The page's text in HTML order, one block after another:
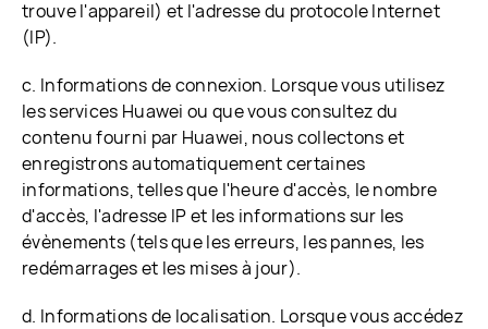
trouve l'appareil) et l'adresse du protocole Internet
(IP).
c. Informations de connexion. Lorsque vous utilisez
les services Huawei ou que vous consultez du
contenu fourni par Huawei, nous collectons et
enregistrons automatiquement certaines
informations, telles que l'heure d'accès, le nombre
d'accès, l'adresse IP et les informations sur les
évènements (tels que les erreurs, les pannes, les
redémarrages et les mises à jour).
d. Informations de localisation. Lorsque vous accédez